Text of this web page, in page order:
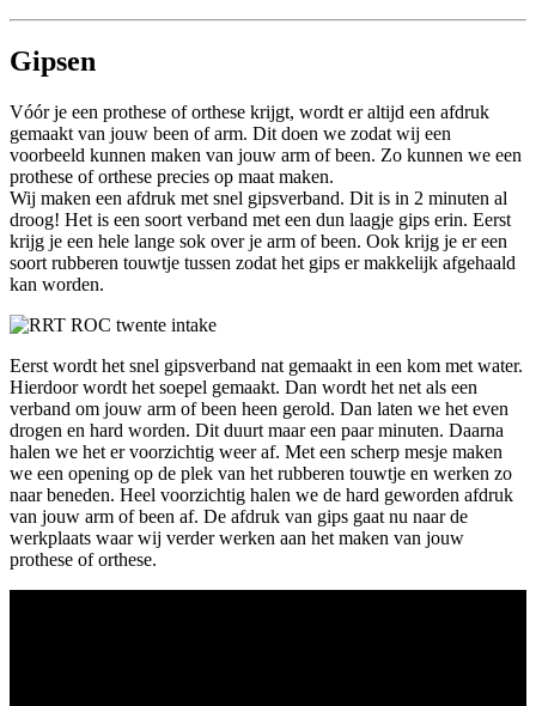
Gipsen
Vóór je een prothese of orthese krijgt, wordt er altijd een afdruk
gemaakt van jouw been of arm. Dit doen we zodat wij een
voorbeeld kunnen maken van jouw arm of been. Zo kunnen we een
prothese of orthese precies op maat maken.
Wij maken een afdruk met snel gipsverband. Dit is in 2 minuten al
droog! Het is een soort verband met een dun laagje gips erin. Eerst
krijg je een hele lange sok over je arm of been. Ook krijg je er een
soort rubberen touwtje tussen zodat het gips er makkelijk afgehaald
kan worden.
Eerst wordt het snel gipsverband nat gemaakt in een kom met water.
Hierdoor wordt het soepel gemaakt. Dan wordt het net als een
verband om jouw arm of been heen gerold. Dan laten we het even
drogen en hard worden. Dit duurt maar een paar minuten. Daarna
halen we het er voorzichtig weer af. Met een scherp mesje maken
we een opening op de plek van het rubberen touwtje en werken zo
naar beneden. Heel voorzichtig halen we de hard geworden afdruk
van jouw arm of been af. De afdruk van gips gaat nu naar de
werkplaats waar wij verder werken aan het maken van jouw
prothese of orthese.